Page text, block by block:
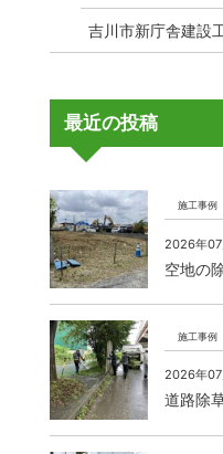
吉川市新庁舎建設
最近の投稿
施工事例
2026年
空地の
施工事例
2026年07
道路除